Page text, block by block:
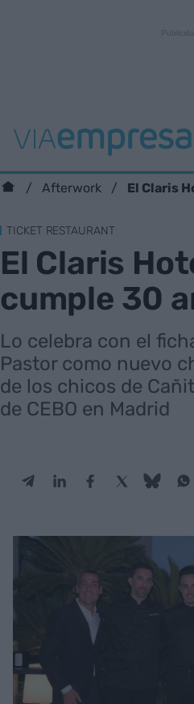
Afterwork El Claris
TICKET RESTAURANT
El Claris
cumple 30
Lo celebra con el
Pastor como nuevo
de los chicos de
de CEBO en Madrid